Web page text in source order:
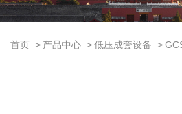
首页 产品中心 低压成套设备